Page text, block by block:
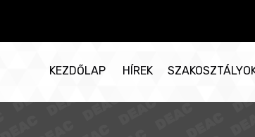
KEZDŐLAP HÍREK